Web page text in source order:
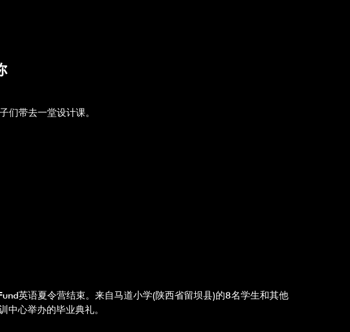
们带去一堂设计课。
英语夏令营结束。来自马道小学(陕西省留坝县)的8名学生和其他
中心举办的毕业典礼。